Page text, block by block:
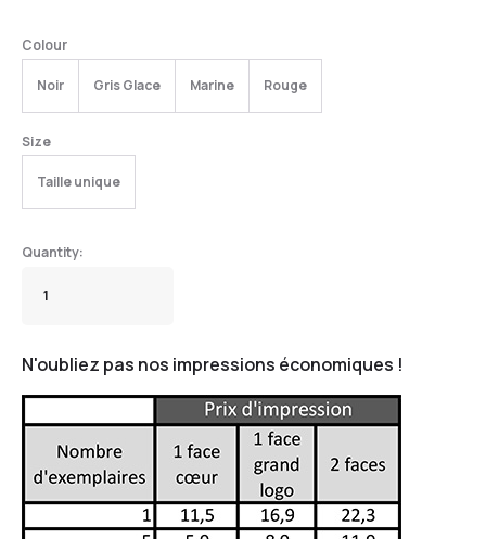
Colour
Noir Gris Glace Marine Rouge
Size
Taille unique
N'oubliez pas nos impressions économiques !